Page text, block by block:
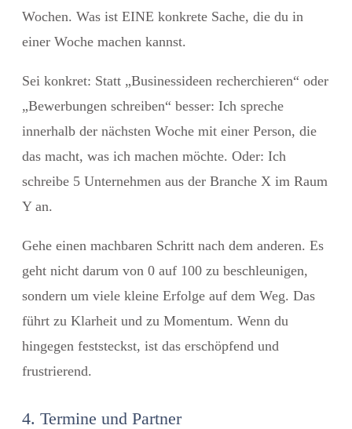
Wochen. Was ist EINE konkrete Sache, die du in
einer Woche machen kannst.
Sei konkret: Statt „Businessideen recherchieren“ oder
„Bewerbungen schreiben“ besser: Ich spreche
innerhalb der nächsten Woche mit einer Person, die
das macht, was ich machen möchte. Oder: Ich
schreibe 5 Unternehmen aus der Branche X im Raum
Y an.
Gehe einen machbaren Schritt nach dem anderen. Es
geht nicht darum von 0 auf 100 zu beschleunigen,
sondern um viele kleine Erfolge auf dem Weg. Das
führt zu Klarheit und zu Momentum. Wenn du
hingegen feststeckst, ist das erschöpfend und
frustrierend.
4. Termine und Partner